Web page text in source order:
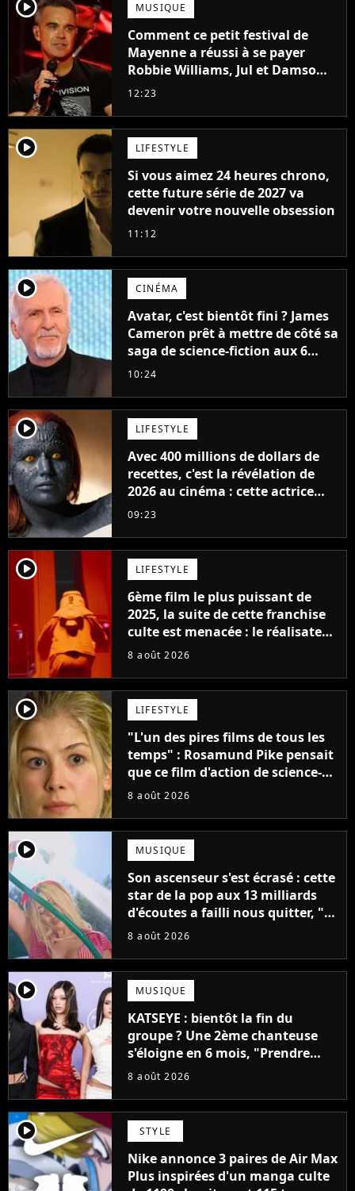
player2 MUSIQUE
Comment ce petit festival de
Mayenne a réussi à se payer
Robbie Williams, Jul et Damso
cette année ?
12:23
player2 LIFESTYLE
Si vous aimez 24 heures chrono,
cette future série de 2027 va
devenir votre nouvelle obsession
11:12
player2 CINÉMA
Avatar, c'est bientôt fini ? James
Cameron prêt à mettre de côté sa
saga de science-fiction aux 6
milliards de recettes
10:24
player2 LIFESTYLE
Avec 400 millions de dollars de
recettes, c'est la révélation de
2026 au cinéma : cette actrice
adorée prête à remplacer
09:23
player2 LIFESTYLE
6ème film le plus puissant de
2025, la suite de cette franchise
culte est menacée : le réalisateur
claque la porte pour "différends
8 août 2026
player2 LIFESTYLE
"L'un des pires films de tous les
temps" : Rosamund Pike pensait
que ce film d'action de science-
fiction avec Dwayne Johnson
8 août 2026
player2 MUSIQUE
Son ascenseur s'est écrasé : cette
star de la pop aux 13 milliards
d'écoutes a failli nous quitter, "Je
pensais ne plus jamais chanter"
8 août 2026
player2 MUSIQUE
KATSEYE : bientôt la fin du
groupe ? Une 2ème chanteuse
s'éloigne en 6 mois, "Prendre
cette décision n’a pas été facile"
8 août 2026
player2 STYLE
Nike annonce 3 paires de Air Max
Plus inspirées d'un manga culte